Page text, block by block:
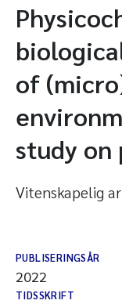
of
study on
Vitenskapelig
PUBLISERINGSÅR
2022
TIDSSKRIFT